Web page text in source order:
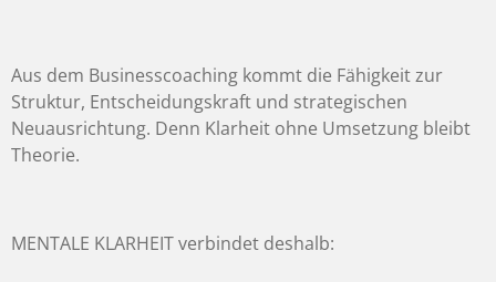
Aus dem Businesscoaching kommt die Fähigkeit zur
Struktur, Entscheidungskraft und strategischen
Neuausrichtung. Denn Klarheit ohne Umsetzung bleibt
Theorie.
MENTALE KLARHEIT verbindet deshalb: